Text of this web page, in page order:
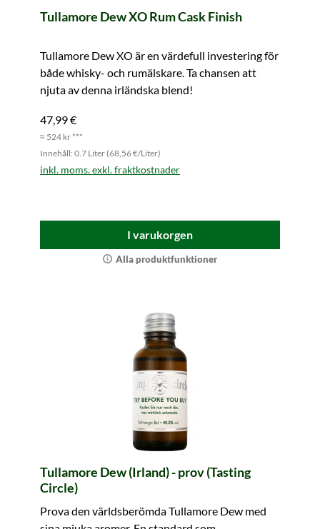
Tullamore Dew XO Rum Cask Finish
Tullamore Dew XO är en värdefull investering för
både whisky- och rumälskare. Ta chansen att
njuta av denna irländska blend!
47,99 €
≈ 524 kr ***
Innehåll: 0.7 Liter (68,56 €/Liter)
inkl. moms. exkl. fraktkostnader
I varukorgen
Alla produktfunktioner
Tullamore Dew (Irland) - prov (Tasting
Circle)
Prova den världsberömda Tullamore Dew med